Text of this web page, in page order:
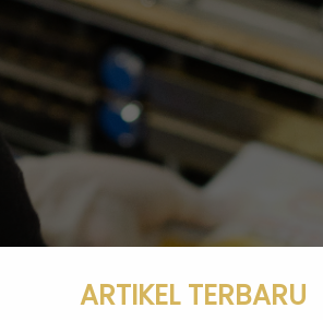
Layanan
Sertifikat
ARTIKEL TERBARU